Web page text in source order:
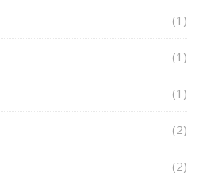
(1)
(1)
(1)
(2)
(2)